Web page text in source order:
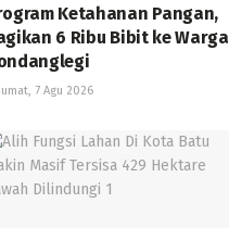
Ketahanan Pangan,
6 Ribu Bibit ke Warga
7 Agu 2026